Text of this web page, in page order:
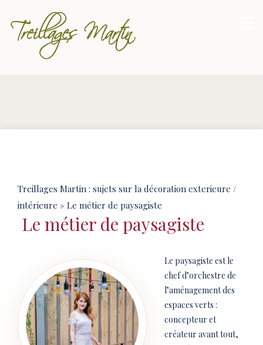
Treillages Martin : sujets sur la décoration exterieure /
intérieure » Le métier de paysagiste
Le métier de paysagiste
Le paysagiste est le
chef d’orchestre de
l’aménagement des
espaces verts :
concepteur et
créateur avant tout,